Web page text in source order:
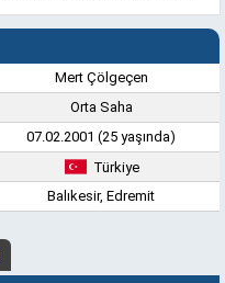
Mert Çölgeçen
Orta Saha
07.02.2001 (25 yaşında)
Türkiye
Balıkesir, Edremit